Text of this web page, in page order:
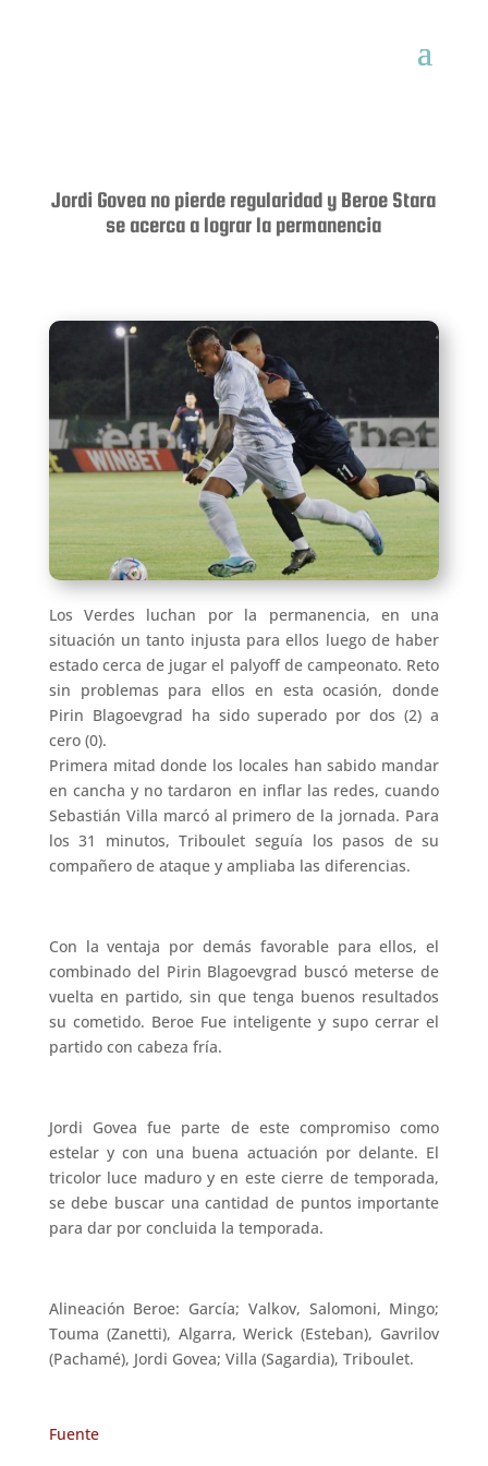
Jordi Govea no pierde regularidad y Beroe Stara
se acerca a lograr la permanencia
Los Verdes luchan por la permanencia, en una
situación un tanto injusta para ellos luego de haber
estado cerca de jugar el palyoff de campeonato. Reto
sin problemas para ellos en esta ocasión, donde
Pirin Blagoevgrad ha sido superado por dos (2) a
cero (0).
Primera mitad donde los locales han sabido mandar
en cancha y no tardaron en inflar las redes, cuando
Sebastián Villa marcó al primero de la jornada. Para
los 31 minutos, Triboulet seguía los pasos de su
compañero de ataque y ampliaba las diferencias.
Con la ventaja por demás favorable para ellos, el
combinado del Pirin Blagoevgrad buscó meterse de
vuelta en partido, sin que tenga buenos resultados
su cometido. Beroe Fue inteligente y supo cerrar el
partido con cabeza fría.
Jordi Govea fue parte de este compromiso como
estelar y con una buena actuación por delante. El
tricolor luce maduro y en este cierre de temporada,
se debe buscar una cantidad de puntos importante
para dar por concluida la temporada.
Alineación Beroe: García; Valkov, Salomoni, Mingo;
Touma (Zanetti), Algarra, Werick (Esteban), Gavrilov
(Pachamé), Jordi Govea; Villa (Sagardia), Triboulet.
Fuente